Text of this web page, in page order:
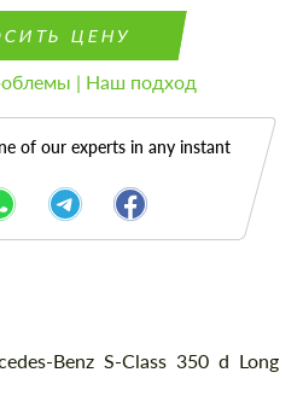
ЦЕНУ
| Наш подход
of our experts in any instant
Benz S-Class 350 d Long